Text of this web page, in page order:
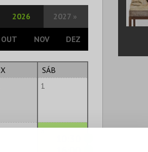
2026 2027 »
OUT NOV DEZ
SÁB
1
8